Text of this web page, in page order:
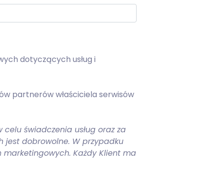
dotyczących usług i
partnerów właściciela serwisów
świadczenia usług oraz za
dobrowolne. W przypadku
Każdy Klient ma